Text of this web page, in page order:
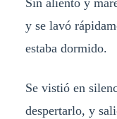
y se lavó
estaba dormido.
Se vistió en
despertarlo, y